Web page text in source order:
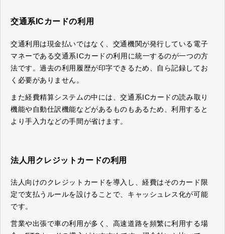
交通系ICカードの利用
交通利用は現金払いではなく、交通機関が発行している電子
マネーである交通系ICカードの利用に統一するのが一つの方
法です。過去の利用履歴が印字できるため、自ら記録してお
く必要がありません。
また経費精算システムの中には、交通系ICカードの読み取り
機能や自動仕訳機能などがあるものもあるため、利用すると
より手入力などの手間が省けます。
法人用クレジットカードの利用
法人向けのクレジットカードを導入し、経費はそのカード限
定で支払うルールを設けることで、キャッシュレス化が可能
です。
営業や出張で車の利用が多く、高速道路を頻繁に利用する場